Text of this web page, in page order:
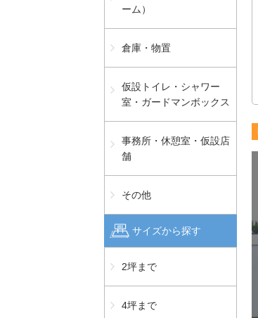
ーム）
倉庫・物置
仮設トイレ・シャワー
室・ガードマンボックス
事務所・休憩室・仮設店
舗
その他
サイズから探す
2坪まで
4坪まで